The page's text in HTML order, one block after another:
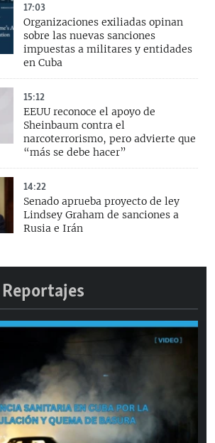
17:03
Organizaciones exiliadas opinan
sobre las nuevas sanciones
impuestas a militares y entidades
en Cuba
15:12
EEUU reconoce el apoyo de
Sheinbaum contra el
narcoterrorismo, pero advierte que
“más se debe hacer”
14:22
Senado aprueba proyecto de ley
Lindsey Graham de sanciones a
Rusia e Irán